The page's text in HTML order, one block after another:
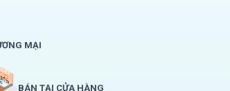
MẠI
BÁN TẠI CỬA HÀNG